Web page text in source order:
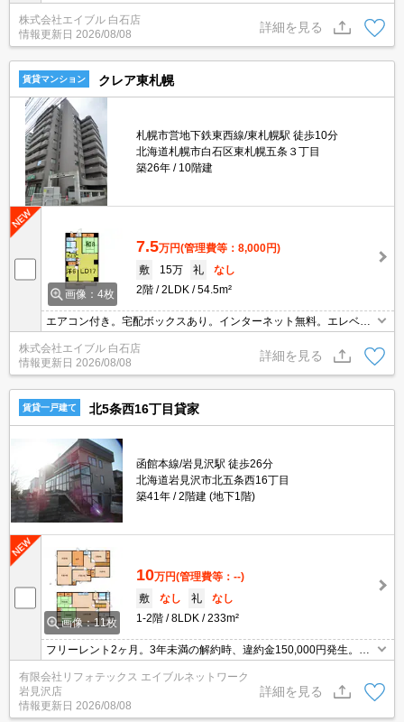
ロック。角部屋。インターネット無料。TVインターホン付き。シュ
ーズボックス付き。トランクルームあり。仲介手数料家賃の0.55ヵ
月分。
株式会社エイブル 白石店
情報更新日 2026/08/08
詳細を見る
賃貸マンション クレア東札幌
札幌市営地下鉄東西線/東札幌駅 徒歩10分
北海道札幌市白石区東札幌五条３丁目
築26年
10階建
画像：4枚
7.5万円(管理費等：8,000円)
敷
15万 礼
なし
2階
2LDK 54.5m²
エアコン付き。宅配ボックスあり。インターネット無料。エレベー
ターあり。TVインターホン付き。シャワー付トイレ。シャワー付独
立洗面台。バルコニー。ロードヒーティング。トランクルームあ
り。
株式会社エイブル 白石店
情報更新日 2026/08/08
詳細を見る
賃貸一戸建て 北5条西16丁目貸家
函館本線/岩見沢駅 徒歩26分
北海道岩見沢市北五条西16丁目
築41年
2階建 (地下1階)
画像：11枚
10万円(管理費等：--)
敷
なし 礼
なし
1-2階
8LDK 233m²
フリーレント2ヶ月。3年未満の解約時、違約金150,000円発生。ペ
ット可。フリーレント2ヶ月。エアコン付。
有限会社リフォテックス エイブルネットワーク
岩見沢店
情報更新日 2026/08/08
詳細を見る